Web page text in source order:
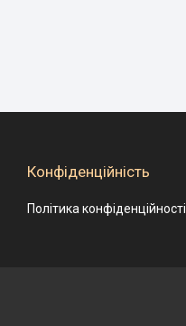
Конфіденційність
Політика конфіденційності